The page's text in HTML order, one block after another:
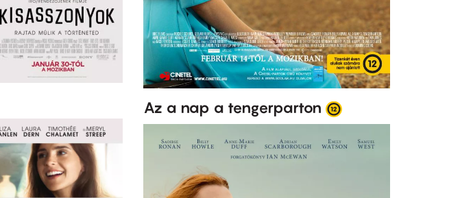
Az a nap a tengerparton